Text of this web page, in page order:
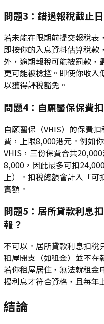
問題3：錯過報稅截止
若未能在限期前提交報稅表
即按你的入息資料估算稅款
外，逾期報稅可能被罰款，
更可能被檢控。即使你收入
以獲得評稅豁免。
問題4：自願醫保保費
自願醫保（VHIS）的保費
費，上限8,000港元。例如
VHIS，三份保費合共
8,000，因此最多可扣
上）。扣稅總額會計入「可
實額。
問題5：居所貸款利息
報？
不可以。居所貸款利息扣稅
租屋開支（如租金）並不在
若你租屋居住，無法就租金
揭利息才符合資格，且每年
結論